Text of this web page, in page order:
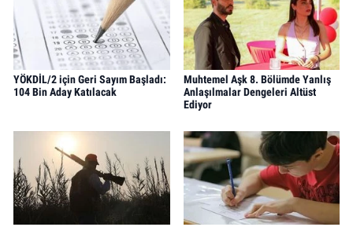
YÖKDİL/2 için Geri Sayım Başladı:
104 Bin Aday Katılacak
Muhtemel Aşk 8. Bölümde Yanlış
Anlaşılmalar Dengeleri Altüst
Ediyor